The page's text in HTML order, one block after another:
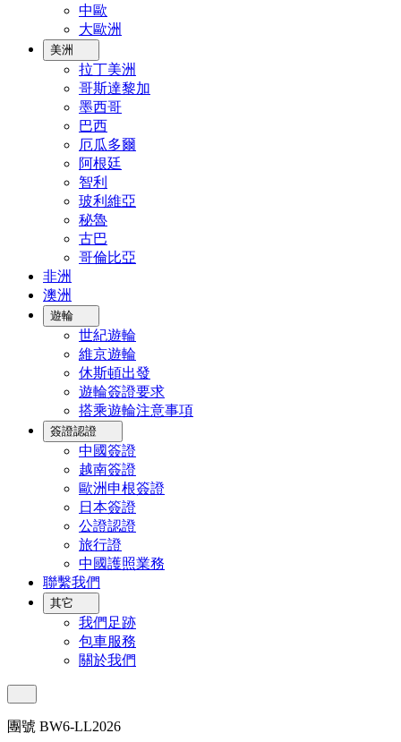
中歐
大歐洲
美洲
拉丁美洲
哥斯達黎加
墨西哥
巴西
厄瓜多爾
阿根廷
智利
玻利維亞
秘魯
古巴
哥倫比亞
非洲
澳洲
遊輪
世紀遊輪
維京遊輪
休斯頓出發
遊輪簽證要求
搭乘遊輪注意事項
簽證認證
中國簽證
越南簽證
歐洲申根簽證
日本簽證
公證認證
旅行證
中國護照業務
聯繫我們
其它
我們足跡
包車服務
關於我們
團號 BW6-LL2026